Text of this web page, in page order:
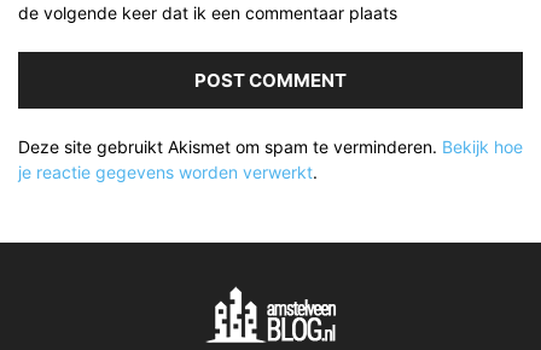
de volgende keer dat ik een commentaar plaats
Deze site gebruikt Akismet om spam te verminderen. Bekijk hoe
je reactie gegevens worden verwerkt.